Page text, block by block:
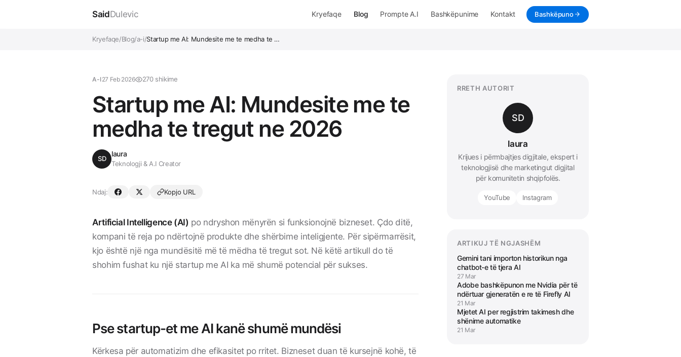
SaidDulevic Kryefaqe Blog Prompte A.I Bashkëpunime Kontakt Bashkëpuno
Kryefaqe/Blog/a-i/Startup me AI: Mundesite me te medha te …
A-I27 Feb 2026 270 shikime
Startup me AI: Mundesite me te
medha te tregut ne 2026
SD
laura
Teknologji & A.I Creator
Ndaj: Kopjo URL
Artificial Intelligence (AI) po ndryshon mënyrën si funksionojnë bizneset. Çdo ditë,
kompani të reja po ndërtojnë produkte dhe shërbime inteligjente. Për sipërmarrësit,
kjo është një nga mundësitë më të mëdha të tregut sot. Në këtë artikull do të
shohim fushat ku një startup me AI ka më shumë potencial për sukses.
Pse startup-et me AI kanë shumë mundësi
Kërkesa për automatizim dhe efikasitet po rritet. Bizneset duan të kursejnë kohë, të
RRETH AUTORIT
SD
laura
Krijues i përmbajtjes digjitale, ekspert i
teknologjisë dhe marketingut digjital
për komunitetin shqipfolës.
YouTube Instagram
ARTIKUJ TË NGJASHËM
Gemini tani importon historikun nga
chatbot-e të tjera AI
27 Mar
Adobe bashkëpunon me Nvidia për të
ndërtuar gjeneratën e re të Firefly AI
21 Mar
Mjetet AI per regjistrim takimesh dhe
shënime automatike
21 Mar